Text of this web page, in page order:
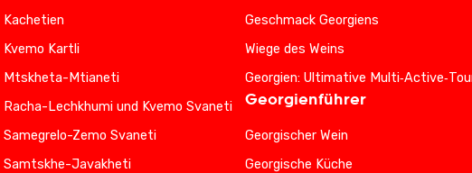
Kachetien
Kvemo Kartli
Mtskheta-Mtianeti
Racha-Lechkhumi und Kvemo Svaneti
Samegrelo-Zemo Svaneti
Samtskhe-Javakheti
Geschmack Georgiens
Wiege des Weins
Georgien: Ultimative
Georgienführer
Georgischer Wein
Georgische Küche